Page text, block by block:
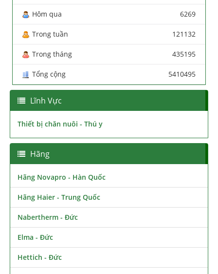
Hôm qua 6269
Trong tuần 121132
Trong tháng 435195
Tổng cộng 5410495
Lĩnh Vực
Thiết bị chăn nuôi - Thú y
Hãng
Hãng Novapro - Hàn Quốc
Hãng Haier - Trung Quốc
Nabertherm - Đức
Elma - Đức
Hettich - Đức